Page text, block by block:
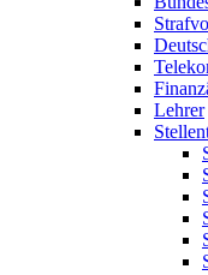
Lehrer